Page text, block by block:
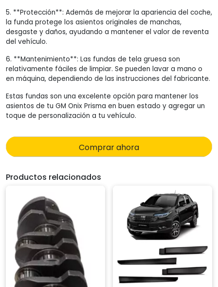
5. **Protección**: Además de mejorar la apariencia del coche,
la funda protege los asientos originales de manchas,
desgaste y daños, ayudando a mantener el valor de reventa
del vehículo.
6. **Mantenimiento**: Las fundas de tela gruesa son
relativamente fáciles de limpiar. Se pueden lavar a mano o
en máquina, dependiendo de las instrucciones del fabricante.
Estas fundas son una excelente opción para mantener los
asientos de tu GM Onix Prisma en buen estado y agregar un
toque de personalización a tu vehículo.
Comprar ahora
Productos relacionados